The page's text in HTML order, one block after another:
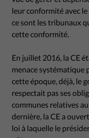
leur conformité avec
ce sont les tribunaux
cette conformité.
En juillet 2016, la CE
menace systématique
cette époque, déjà, le
respectait pas ses
communes relatives
dernière, la CE a
loi à laquelle le